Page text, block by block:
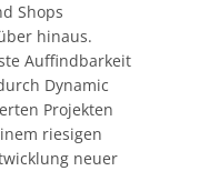
Shops
hinaus.
Auffindbarkeit
Dynamic
Projekten
riesigen
neuer